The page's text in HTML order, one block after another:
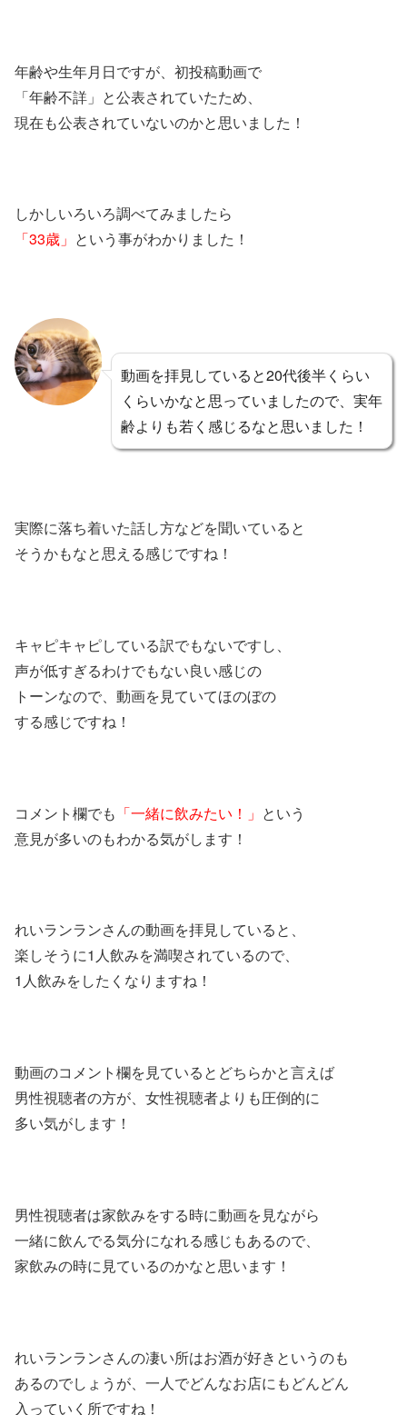
年齢や生年月日ですが、初投稿動画で
「年齢不詳」と公表されていたため、
現在も公表されていないのかと思いました！
しかしいろいろ調べてみましたら
「33歳」 という事がわかりました！
動画を拝見していると20代後半くらい
くらいかなと思っていましたので、実年
齢よりも若く感じるなと思いました！
実際に落ち着いた話し方などを聞いていると
そうかもなと思える感じですね！
キャピキャピしている訳でもないですし、
声が低すぎるわけでもない良い感じの
トーンなので、動画を見ていてほのぼの
する感じですね！
コメント欄でも 「一緒に飲みたい！」 という
意見が多いのもわかる気がします！
れいランランさんの動画を拝見していると、
楽しそうに1人飲みを満喫されているので、
1人飲みをしたくなりますね！
動画のコメント欄を見ているとどちらかと言えば
男性視聴者の方が、女性視聴者よりも圧倒的に
多い気がします！
男性視聴者は家飲みをする時に動画を見ながら
一緒に飲んでる気分になれる感じもあるので、
家飲みの時に見ているのかなと思います！
れいランランさんの凄い所はお酒が好きというのも
あるのでしょうが、一人でどんなお店にもどんどん
入っていく所ですね！